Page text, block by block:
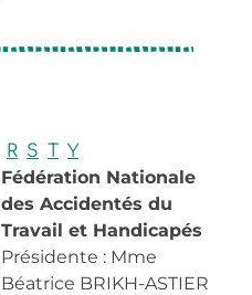
R S T Y
Fédération Nationale
des Accidentés du
Travail et Handicapés
Présidente : Mme
Béatrice BRIKH-ASTIER